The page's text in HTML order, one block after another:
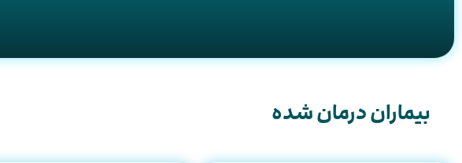
بیماران درمان شده